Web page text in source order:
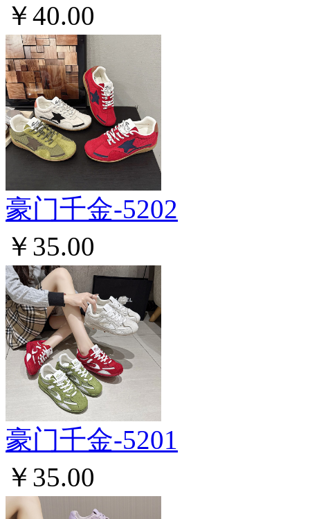
￥40.00
豪门千金-5202
￥35.00
豪门千金-5201
￥35.00